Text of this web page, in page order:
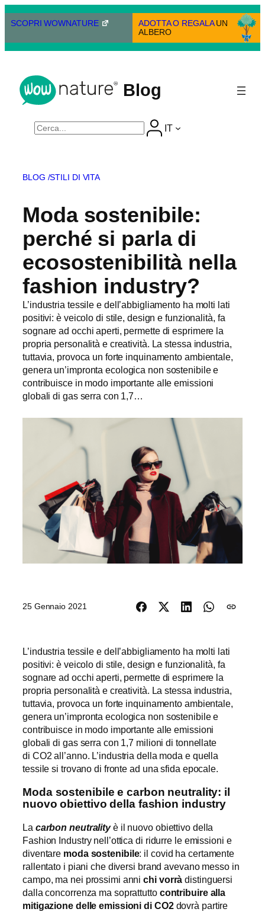
Vai
alSCOPRI WOWNATURE ADOTTA O REGALAUN
ALBERO
Blog
Cerca IT
BLOG /STILI DI VITA
Moda sostenibile:
perché si parla di
ecosostenibilità nella
fashion industry?
L’industria tessile e dell’abbigliamento ha molti lati
positivi: è veicolo di stile, design e funzionalità, fa
sognare ad occhi aperti, permette di esprimere la
propria personalità e creatività. La stessa industria,
tuttavia, provoca un forte inquinamento ambientale,
genera un’impronta ecologica non sostenibile e
contribuisce in modo importante alle emissioni
globali di gas serra con 1,7…
25 Gennaio 2021
L’industria tessile e dell’abbigliamento ha molti lati
positivi: è veicolo di stile, design e funzionalità, fa
sognare ad occhi aperti, permette di esprimere la
propria personalità e creatività. La stessa industria,
tuttavia, provoca un forte inquinamento ambientale,
genera un’impronta ecologica non sostenibile e
contribuisce in modo importante alle emissioni
globali di gas serra con 1,7 milioni di tonnellate
di CO2 all’anno. L’industria della moda e quella
tessile si trovano di fronte ad una sfida epocale.
Moda sostenibile e carbon neutrality: il
nuovo obiettivo della fashion industry
La carbon neutralityè il nuovo obiettivo della
Fashion Industry nell’ottica di ridurre le emissioni e
diventare moda sostenibile: il covid ha certamente
rallentato i piani che diversi brand avevano messo in
campo, ma nei prossimi annichi vorrà distinguersi
dalla concorrenza ma soprattutto contribuire alla
mitigazione delle emissioni di CO2 dovrà partire